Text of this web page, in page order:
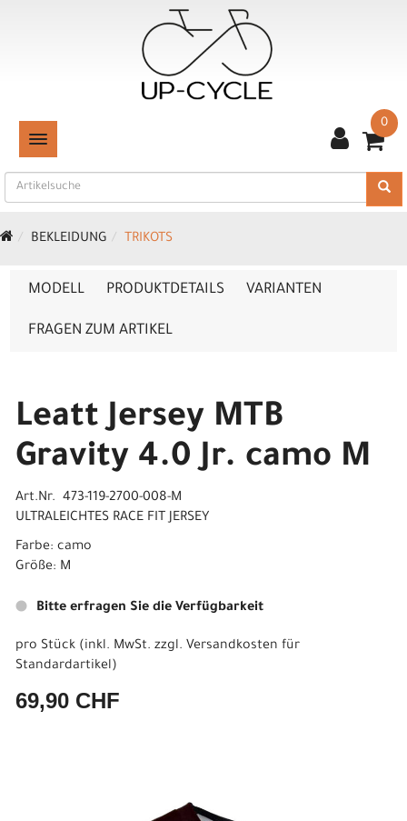
TOGGLE NAVIGATION
0
BEKLEIDUNG TRIKOTS
MODELL PRODUKTDETAILS VARIANTEN
FRAGEN ZUM ARTIKEL
Leatt Jersey MTB
Gravity 4.0 Jr. camo M
Art.Nr. 473-119-2700-008-M
ULTRALEICHTES RACE FIT JERSEY
Farbe: camo
Größe: M
Bitte erfragen Sie die Verfügbarkeit
pro Stück (inkl. MwSt. zzgl. Versandkosten für
Standardartikel)
69,90 CHF